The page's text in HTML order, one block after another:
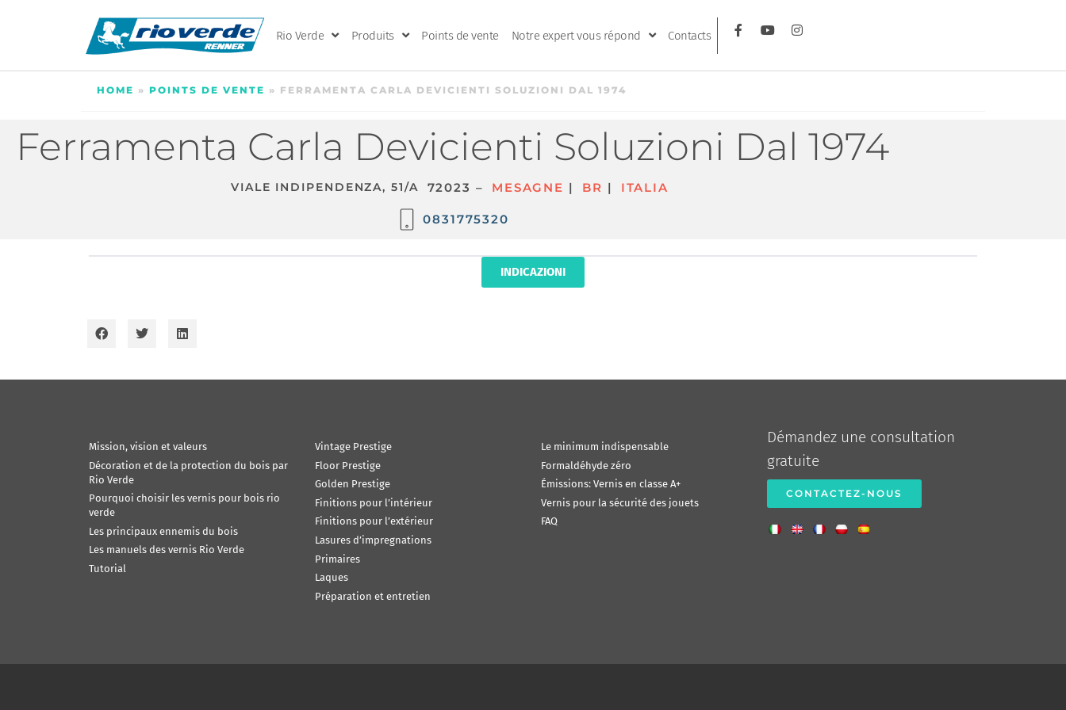
Rio Verde Produits Points de vente Notre expert vous répond Contacts
HOME » POINTS DE VENTE » FERRAMENTA CARLA DEVICIENTI SOLUZIONI DAL 1974
Ferramenta Carla Devicienti Soluzioni Dal 1974
VIALE INDIPENDENZA, 51/A 72023 – MESAGNE | BR | ITALIA
0831775320
INDICAZIONI
Mission, vision et valeurs
Décoration et de la protection du bois par
Rio Verde
Pourquoi choisir les vernis pour bois rio
verde
Les principaux ennemis du bois
Les manuels des vernis Rio Verde
Tutorial
Vintage Prestige
Floor Prestige
Golden Prestige
Finitions pour l’intérieur
Finitions pour l’extérieur
Lasures d’impregnations
Primaires
Laques
Préparation et entretien
Le minimum indispensable
Formaldéhyde zéro
Émissions: Vernis en classe A+
Vernis pour la sécurité des jouets
FAQ
Démandez une consultation
gratuite
CONTACTEZ-NOUS